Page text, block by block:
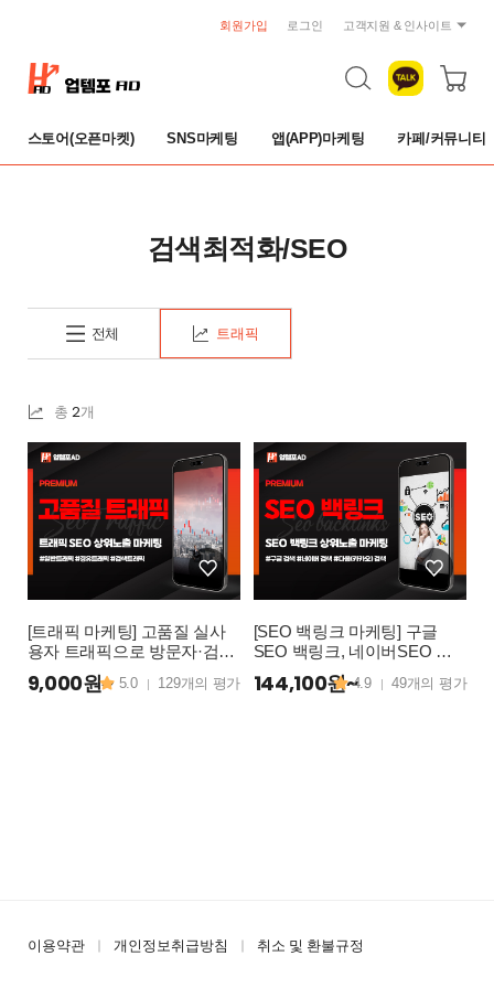
회원가입 로그인 고객지원 & 인사이트
공지사항
트렌드 리포트
1:1 문의
스토어(오픈마켓) SNS마케팅 앱(APP)마케팅 카페/커뮤니티
검색최적화/SEO
전체 트래픽
총 2개
[트래픽 마케팅] 고품질 실사
용자 트래픽으로 방문자·검색
트래픽·경유트래픽 활성화 전
략
9,000원~5.0 | 129개의 평가
[SEO 백링크 마케팅] 구글
SEO 백링크, 네이버SEO 백
링크, 구글상위노출, 네이버상
위노출, 구글백링크, 네이버백
144,100원~4.9 | 49개의 평가
이용약관 개인정보취급방침 취소 및 환불규정